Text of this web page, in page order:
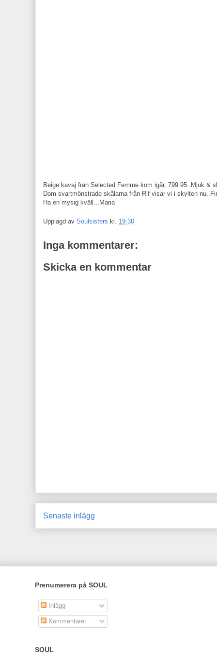
Beige kavaj från Selected Femme kom igår, 799.95..Mjuk &
Dom svartmönstrade skålarna från Rif visar vi i skylten
Ha en mysig kväll...Maria
Upplagd av Soulsisters kl. 19:30
Inga kommentarer:
Skicka en kommentar
Senaste inlägg
Prenumerera på SOUL
Inlägg
Kommentarer
SOUL